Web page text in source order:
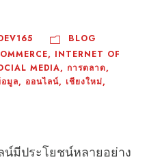
BLOG
, INTERNET OF
MEDIA, การตลาด,
มูล, ออนไลน์, เชียงใหม่,
มีประโยชน์หลายอย่าง